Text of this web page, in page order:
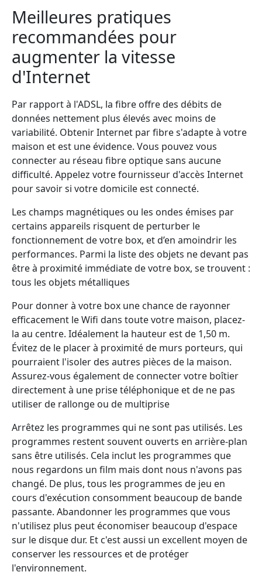
Meilleures pratiques
recommandées pour
augmenter la vitesse
d'Internet
Par rapport à l'ADSL, la fibre offre des débits de
données nettement plus élevés avec moins de
variabilité. Obtenir Internet par fibre s'adapte à votre
maison et est une évidence. Vous pouvez vous
connecter au réseau fibre optique sans aucune
difficulté. Appelez votre fournisseur d'accès Internet
pour savoir si votre domicile est connecté.
Les champs magnétiques ou les ondes émises par
certains appareils risquent de perturber le
fonctionnement de votre box, et d’en amoindrir les
performances. Parmi la liste des objets ne devant pas
être à proximité immédiate de votre box, se trouvent :
tous les objets métalliques
Pour donner à votre box une chance de rayonner
efficacement le Wifi dans toute votre maison, placez-
la au centre. Idéalement la hauteur est de 1,50 m.
Évitez de le placer à proximité de murs porteurs, qui
pourraient l'isoler des autres pièces de la maison.
Assurez-vous également de connecter votre boîtier
directement à une prise téléphonique et de ne pas
utiliser de rallonge ou de multiprise
Arrêtez les programmes qui ne sont pas utilisés. Les
programmes restent souvent ouverts en arrière-plan
sans être utilisés. Cela inclut les programmes que
nous regardons un film mais dont nous n'avons pas
changé. De plus, tous les programmes de jeu en
cours d'exécution consomment beaucoup de bande
passante. Abandonner les programmes que vous
n'utilisez plus peut économiser beaucoup d'espace
sur le disque dur. Et c'est aussi un excellent moyen de
conserver les ressources et de protéger
l'environnement.